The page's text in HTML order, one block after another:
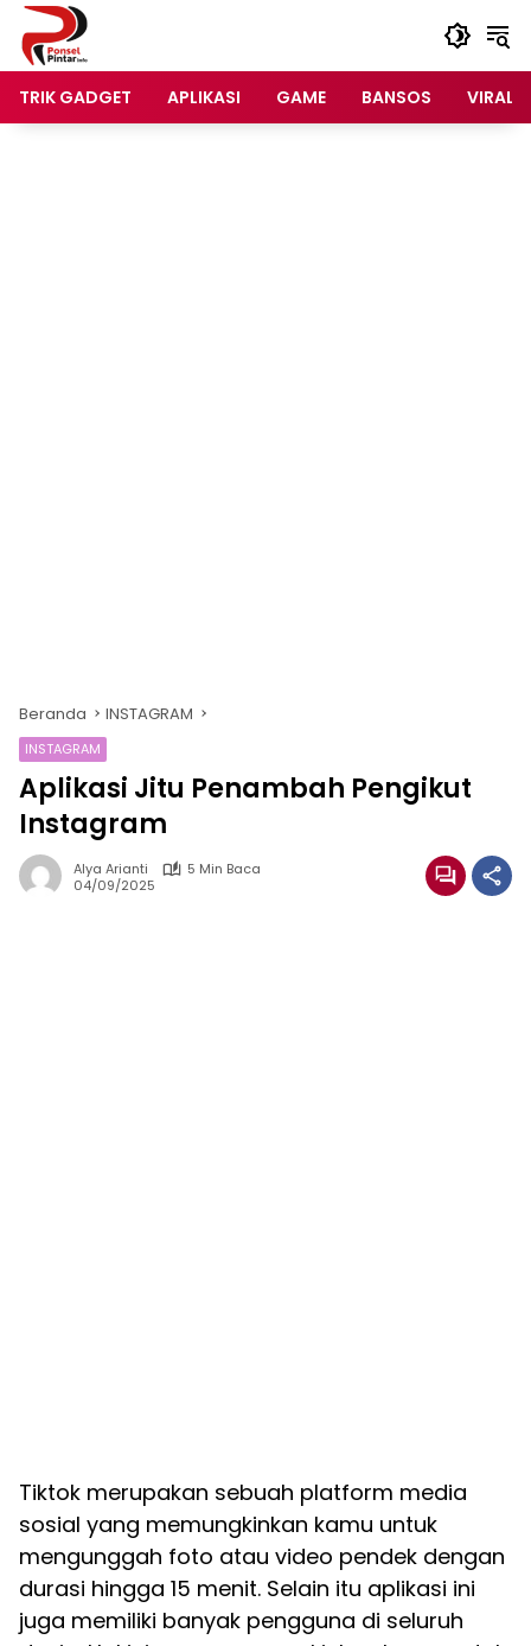
Langsung
konten
TRIK GADGET
APLIKASI GAME BANSOS VIRAL
Beranda INSTAGRAM
INSTAGRAM
Aplikasi Jitu Penambah Pengikut
Instagram
Alya Arianti
5 Min Baca
04/09/2025
Tiktok merupakan sebuah platform media
sosial yang memungkinkan kamu untuk
mengunggah foto atau video pendek dengan
durasi hingga 15 menit. Selain itu aplikasi ini
juga memiliki banyak pengguna di seluruh